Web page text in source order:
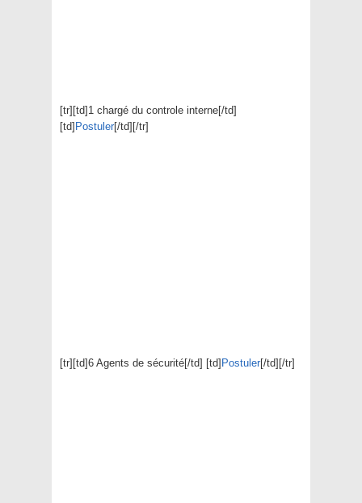
[tr][td]1 chargé du controle interne[/td]
[td] Postuler[/td][/tr]
[tr][td]6 Agents de sécurité[/td] [td] Postuler[/td][/tr]